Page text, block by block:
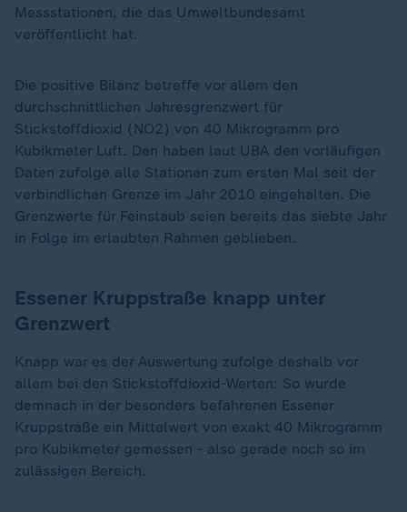
Messstationen, die das Umweltbundesamt
veröffentlicht hat.
Die positive Bilanz betreffe vor allem den
durchschnittlichen Jahresgrenzwert für
Stickstoffdioxid (NO2) von 40 Mikrogramm pro
Kubikmeter Luft. Den haben laut UBA den vorläufigen
Daten zufolge alle Stationen zum ersten Mal seit der
verbindlichen Grenze im Jahr 2010 eingehalten. Die
Grenzwerte für Feinstaub seien bereits das siebte Jahr
in Folge im erlaubten Rahmen geblieben.
Essener Kruppstraße knapp unter
Grenzwert
Knapp war es der Auswertung zufolge deshalb vor
allem bei den Stickstoffdioxid-Werten: So wurde
demnach in der besonders befahrenen Essener
Kruppstraße ein Mittelwert von exakt 40 Mikrogramm
pro Kubikmeter gemessen - also gerade noch so im
zulässigen Bereich.